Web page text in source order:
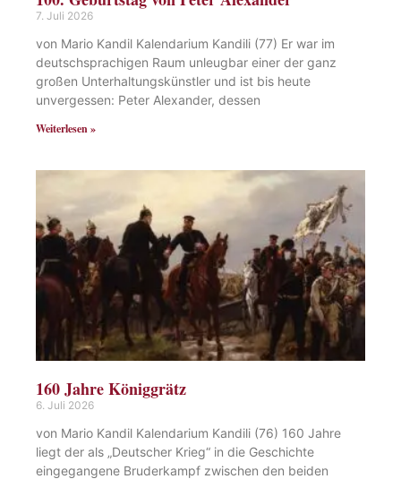
7. Juli 2026
von Mario Kandil Kalendarium Kandili (77) Er war im
deutschsprachigen Raum unleugbar einer der ganz
großen Unterhaltungskünstler und ist bis heute
unvergessen: Peter Alexander, dessen
Weiterlesen »
160 Jahre Königgrätz
6. Juli 2026
von Mario Kandil Kalendarium Kandili (76) 160 Jahre
liegt der als „Deutscher Krieg“ in die Geschichte
eingegangene Bruderkampf zwischen den beiden